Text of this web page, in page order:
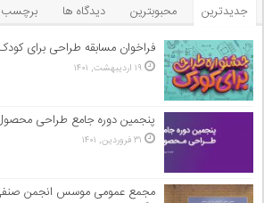
جدیدترین محبوبترین دیدگاه ها
برچسب
فراخوان مسابقه طراحی برای
۱۹ اردیبهشت, ۱۴۰۱
پنجمین دوره جامع طراحی
۳۱ فروردین, ۱۴۰۱
مجمع عمومی موسس انجمن